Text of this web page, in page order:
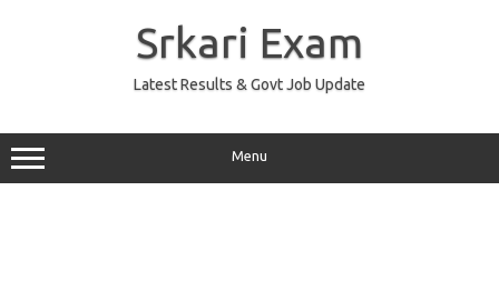
Srkari Exam
Latest Results & Govt Job Update
Menu